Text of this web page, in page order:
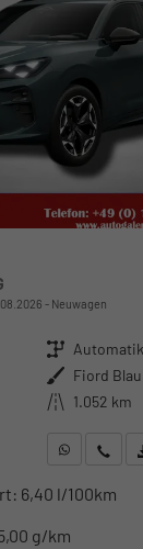
Neuwagen
Getriebe Automatik
Außenfarbe Fiord Blau
Kilometerstand 1.052 km
WhatsApp
Wir
6,40 l/100km
g/km